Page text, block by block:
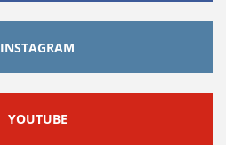
INSTAGRAM
YOUTUBEYOUTUBE